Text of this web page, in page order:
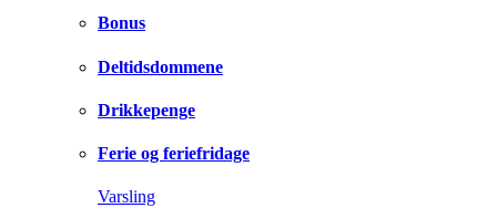
Bonus
Deltidsdommene
Drikkepenge
Ferie og feriefridage
Varsling